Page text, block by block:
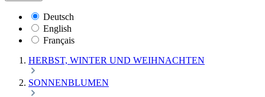
Deutsch
English
Français
HERBST, WINTER UND WEIHNACHTEN
SONNENBLUMEN